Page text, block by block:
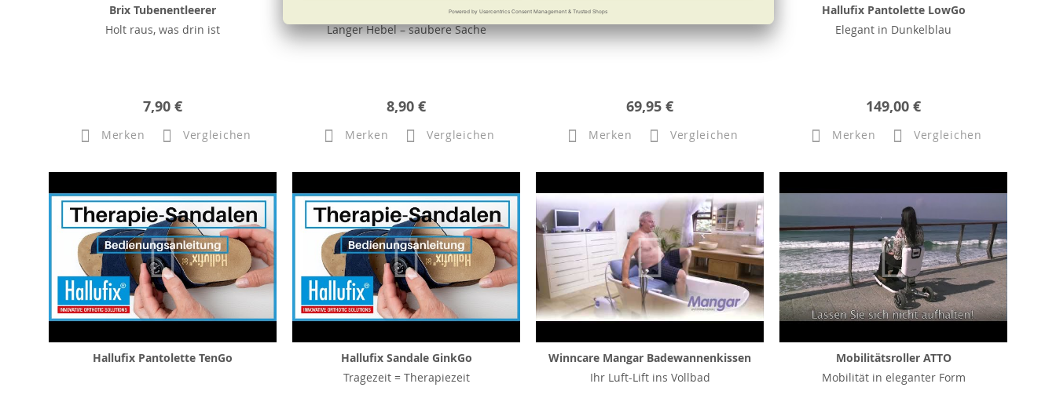
Brix Tubenentleerer
Holt raus, was drin ist
7,90 €
Merken Vergleichen
Brix Zugring-Dosenöffner
Langer Hebel – saubere Sache
8,90 €
Merken Vergleichen
Gymstick Original 2.0
69,95 €
Merken Vergleichen
Hallufix Pantolette LowGo
Elegant in Dunkelblau
149,00 €
Merken Vergleichen
Hallufix Pantolette TenGo
Hallufix Sandale GinkGo
Tragezeit = Therapiezeit
Winncare Mangar Badewannenkissen
Ihr Luft-Lift ins Vollbad
Mobilitätsroller ATTO
Mobilität in eleganter Form